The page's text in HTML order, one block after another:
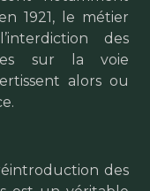
1921, le métier
des
sur la voie
alors ou
des